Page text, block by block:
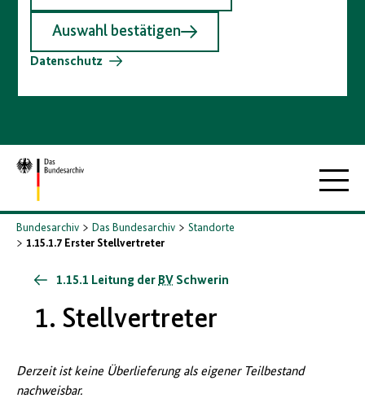
Auswahl bestätigen
Datenschutz
Zur
Startseite
Bundesarchiv Das Bundesarchiv
Standorte
1.15.1.7 Erster Stellvertreter
1.15.1 Leitung der BV Schwerin
1. Stellvertreter
Derzeit ist keine Überlieferung als eigener Teilbestand
nachweisbar.